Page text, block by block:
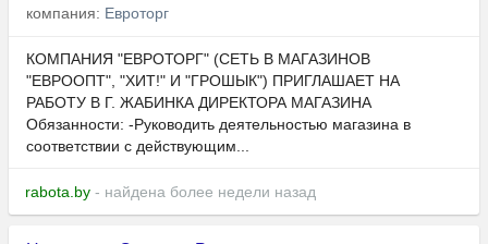
компания: Евроторг
КОМПАНИЯ "ЕВРОТОРГ" (СЕТЬ В МАГАЗИНОВ
"ЕВРООПТ", "ХИТ!" И "ГРОШЫК") ПРИГЛАШАЕТ НА
РАБОТУ В Г. ЖАБИНКА ДИРЕКТОРА МАГАЗИНА
Обязанности: -Руководить деятельностью магазина в
соответствии с действующим...
rabota.by - найдена более недели назад